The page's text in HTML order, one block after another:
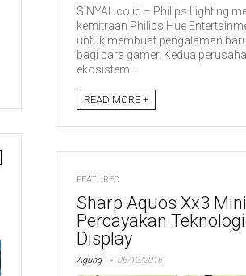
SINYAL.co.id – Philips Lighting
kemitraan Philips Hue
untuk membuat pengalaman
bagi para gamer. Kedua
ekosistem ...
READ MORE +
FEATURED
Sharp Aquos Xx3 Mini
Percayakan
Display
Agung 06/12/2016